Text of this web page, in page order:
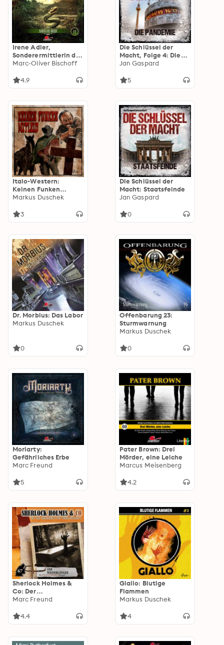
Irene Adler,
Sonderermittlerin der
Krone: Folge 11:
Marc-Oliver Bischoff
4.9
Die Schlüssel der
Macht, Folge 4: Die
Pandemie
Jan Gaspard
5
Italo-Western:
Keinen Funken
Mitleid
Markus Duschek
3
Die Schlüssel der
Macht: Staatsfeinde
Jan Gaspard
0
Dr. Morbius: Das Labor
Markus Duschek
0
Offenbarung 23:
Sturmwarnung
Markus Duschek
0
Moriarty:
Gefährliches Erbe
Marc Freund
5
Pater Brown: Drei
Mörder, eine Leiche
Marcus Meisenberg
4.2
Sherlock Holmes &
Co: Der
Wiedergänger
Marc Freund
4.4
Giallo: Blutige
Flammen
Markus Duschek
4